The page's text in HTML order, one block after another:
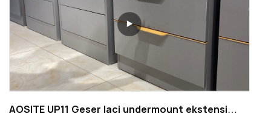
AOSITE UP11 Geser laci undermount ekstensi